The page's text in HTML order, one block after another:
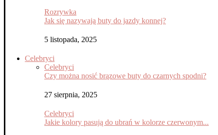
Rozrywka
Jak się nazywają buty do jazdy konnej?
5 listopada, 2025
Celebryci
Celebryci
Czy można nosić brązowe buty do czarnych spodni?
27 sierpnia, 2025
Celebryci
Jakie kolory pasują do ubrań w kolorze czerwonym...